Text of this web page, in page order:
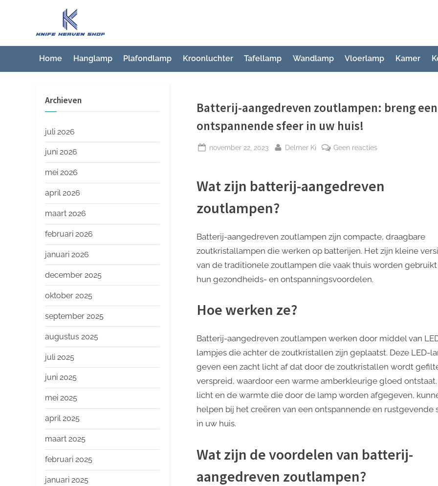
inhoud
K
n
i
f
e
h
Home Hanglamp Plafondlamp Kroonluchter Tafellamp Wandlamp Vloerlamp Kamer
Batterij-aangedreven zoutlampen: breng een
ontspannende sfeer in uw huis!
Geplaatst
november 22, 2023 Door
Delmer Ki Geen reacties
zoutlampen:
sfeer
uw
huis!
Wat zijn batterij-aangedreven
zoutlampen?
Batterij-aangedreven zoutlampen zijn compacte, draagbare
zoutkristallampen die werken op batterijen. Het zijn kleine
van de traditionele zoutlampen die vaak thuis worden
hun gezondheids- en ontspanningsvoordelen.
Hoe werken ze?
Batterij-aangedreven zoutlampen werken door middel van
lampjes die achter de zoutkristallen zijn geplaatst. Deze LED-
geven een zacht licht af dat door de zoutkristallen wordt
verspreid, waardoor een warme amberkleurige gloed
licht en de warmte die door de lamp worden afgegeven,
helpen bij het creëren van een ontspannende en rustgevende
in uw huis.
Wat zijn de voordelen van batterij-
aangedreven zoutlampen?
Archieven
juli 2026
juni 2026
mei 2026
april 2026
maart 2026
februari 2026
januari 2026
december 2025
oktober 2025
september 2025
augustus 2025
juli 2025
juni 2025
mei 2025
april 2025
maart 2025
februari 2025
januari 2025